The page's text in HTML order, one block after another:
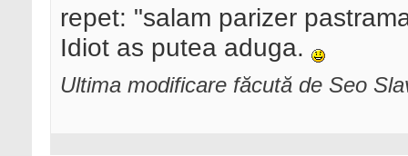
repet: "salam parizer
Idiot as putea aduga.
Ultima modificare făcută de Seo